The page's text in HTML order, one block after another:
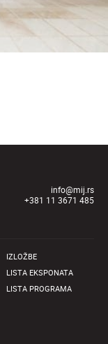
info@mij.rs
+381 11 3671 485
IZLOŽBE
LISTA EKSPONATA
LISTA PROGRAMA